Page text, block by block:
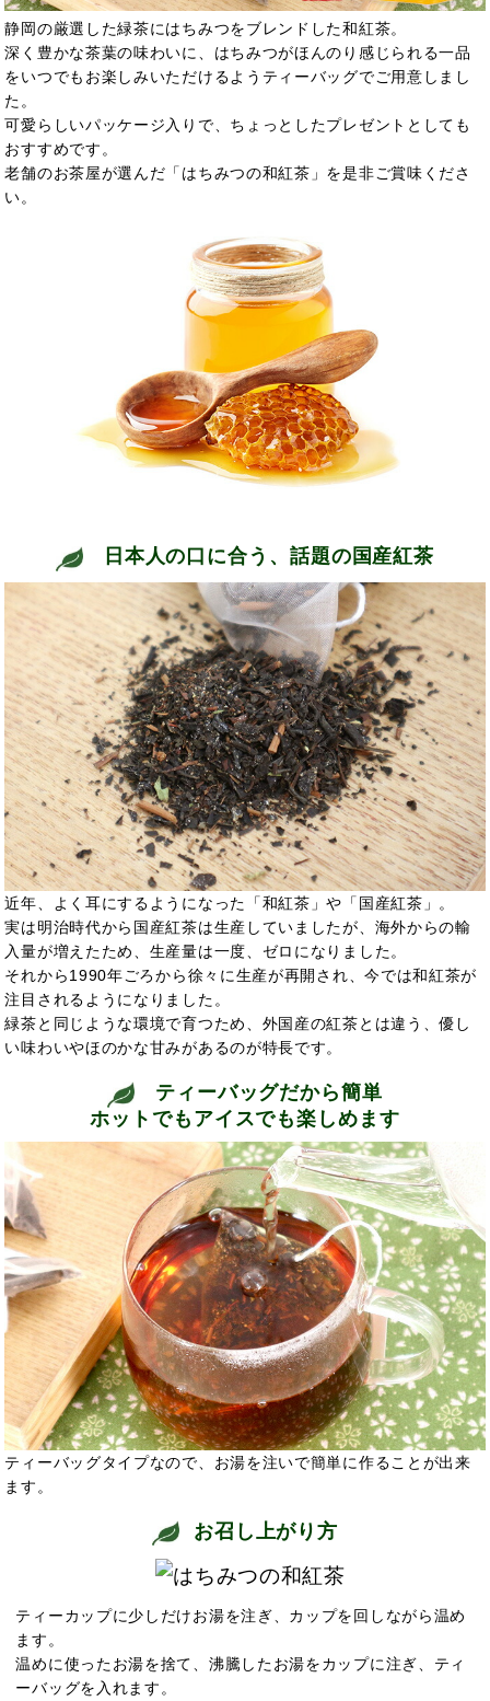
静岡の厳選した緑茶にはちみつをブレンドした和紅茶。
深く豊かな茶葉の味わいに、はちみつがほんのり感じられる一品
をいつでもお楽しみいただけるようティーバッグでご用意しまし
た。
可愛らしいパッケージ入りで、ちょっとしたプレゼントとしても
おすすめです。
老舗のお茶屋が選んだ「はちみつの和紅茶」を是非ご賞味くださ
い。
日本人の口に合う、話題の国産紅茶
近年、よく耳にするようになった「和紅茶」や「国産紅茶」。
実は明治時代から国産紅茶は生産していましたが、海外からの輸
入量が増えたため、生産量は一度、ゼロになりました。
それから1990年ごろから徐々に生産が再開され、今では和紅茶が
注目されるようになりました。
緑茶と同じような環境で育つため、外国産の紅茶とは違う、優し
い味わいやほのかな甘みがあるのが特長です。
ティーバッグだから簡単
ホットでもアイスでも楽しめます
ティーバッグタイプなので、お湯を注いで簡単に作ることが出来
ます。
お召し上がり方
ティーカップに少しだけお湯を注ぎ、カップを回しながら温め
ます。
温めに使ったお湯を捨て、沸騰したお湯をカップに注ぎ、ティ
ーバッグを入れます。